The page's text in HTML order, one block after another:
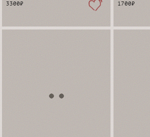
3300₽ 1700₽